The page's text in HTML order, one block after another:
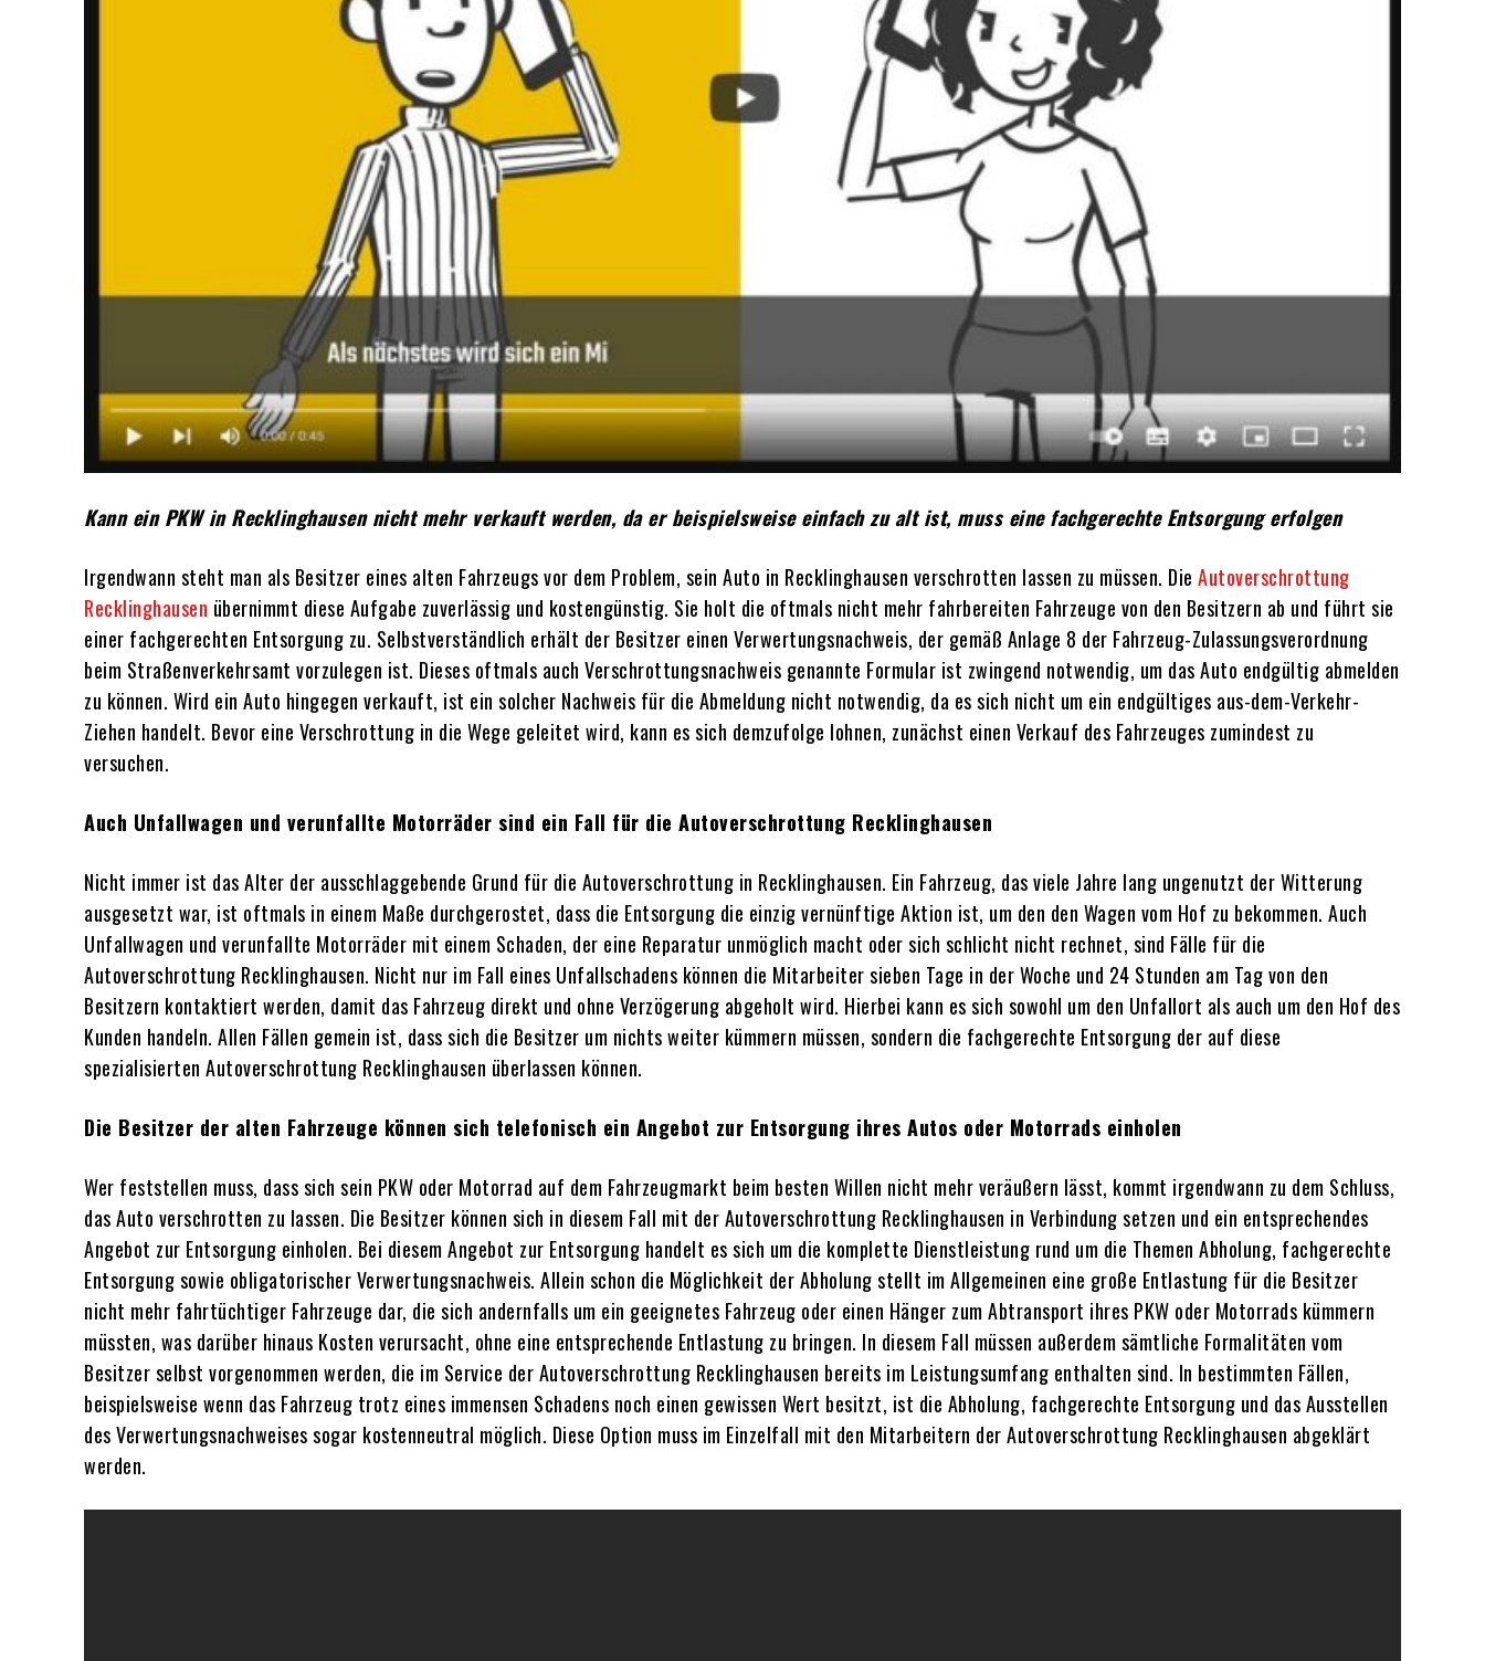
Kann ein PKW in Recklinghausen nicht mehr verkauft werden, da er beispielsweise einfach zu alt ist, muss eine fachgerechte Entsorgung erfolgen
Irgendwann steht man als Besitzer eines alten Fahrzeugs vor dem Problem, sein Auto in Recklinghausen verschrotten lassen zu müssen. Die Autoverschrottung
Recklinghausen übernimmt diese Aufgabe zuverlässig und kostengünstig. Sie holt die oftmals nicht mehr fahrbereiten Fahrzeuge von den Besitzern ab und führt sie
einer fachgerechten Entsorgung zu. Selbstverständlich erhält der Besitzer einen Verwertungsnachweis, der gemäß Anlage 8 der Fahrzeug-Zulassungsverordnung
beim Straßenverkehrsamt vorzulegen ist. Dieses oftmals auch Verschrottungsnachweis genannte Formular ist zwingend notwendig, um das Auto endgültig abmelden
zu können. Wird ein Auto hingegen verkauft, ist ein solcher Nachweis für die Abmeldung nicht notwendig, da es sich nicht um ein endgültiges aus-dem-Verkehr-
Ziehen handelt. Bevor eine Verschrottung in die Wege geleitet wird, kann es sich demzufolge lohnen, zunächst einen Verkauf des Fahrzeuges zumindest zu
versuchen.
Auch Unfallwagen und verunfallte Motorräder sind ein Fall für die Autoverschrottung Recklinghausen
Nicht immer ist das Alter der ausschlaggebende Grund für die Autoverschrottung in Recklinghausen. Ein Fahrzeug, das viele Jahre lang ungenutzt der Witterung
ausgesetzt war, ist oftmals in einem Maße durchgerostet, dass die Entsorgung die einzig vernünftige Aktion ist, um den den Wagen vom Hof zu bekommen. Auch
Unfallwagen und verunfallte Motorräder mit einem Schaden, der eine Reparatur unmöglich macht oder sich schlicht nicht rechnet, sind Fälle für die
Autoverschrottung Recklinghausen. Nicht nur im Fall eines Unfallschadens können die Mitarbeiter sieben Tage in der Woche und 24 Stunden am Tag von den
Besitzern kontaktiert werden, damit das Fahrzeug direkt und ohne Verzögerung abgeholt wird. Hierbei kann es sich sowohl um den Unfallort als auch um den Hof des
Kunden handeln. Allen Fällen gemein ist, dass sich die Besitzer um nichts weiter kümmern müssen, sondern die fachgerechte Entsorgung der auf diese
spezialisierten Autoverschrottung Recklinghausen überlassen können.
Die Besitzer der alten Fahrzeuge können sich telefonisch ein Angebot zur Entsorgung ihres Autos oder Motorrads einholen
Wer feststellen muss, dass sich sein PKW oder Motorrad auf dem Fahrzeugmarkt beim besten Willen nicht mehr veräußern lässt, kommt irgendwann zu dem Schluss,
das Auto verschrotten zu lassen. Die Besitzer können sich in diesem Fall mit der Autoverschrottung Recklinghausen in Verbindung setzen und ein entsprechendes
Angebot zur Entsorgung einholen. Bei diesem Angebot zur Entsorgung handelt es sich um die komplette Dienstleistung rund um die Themen Abholung, fachgerechte
Entsorgung sowie obligatorischer Verwertungsnachweis. Allein schon die Möglichkeit der Abholung stellt im Allgemeinen eine große Entlastung für die Besitzer
nicht mehr fahrtüchtiger Fahrzeuge dar, die sich andernfalls um ein geeignetes Fahrzeug oder einen Hänger zum Abtransport ihres PKW oder Motorrads kümmern
müssten, was darüber hinaus Kosten verursacht, ohne eine entsprechende Entlastung zu bringen. In diesem Fall müssen außerdem sämtliche Formalitäten vom
Besitzer selbst vorgenommen werden, die im Service der Autoverschrottung Recklinghausen bereits im Leistungsumfang enthalten sind. In bestimmten Fällen,
beispielsweise wenn das Fahrzeug trotz eines immensen Schadens noch einen gewissen Wert besitzt, ist die Abholung, fachgerechte Entsorgung und das Ausstellen
des Verwertungsnachweises sogar kostenneutral möglich. Diese Option muss im Einzelfall mit den Mitarbeitern der Autoverschrottung Recklinghausen abgeklärt
werden.